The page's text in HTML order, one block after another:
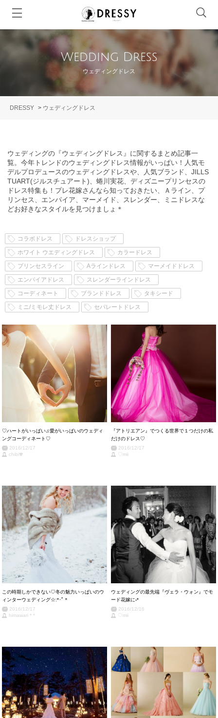
Wedding Dress
ウェディングドレス
DRESSY > ウェディングドレス
ウェディングの『ウェディングドレス』に関するまとめ記事一
覧。今年トレンドのウェディングドレス情報がいっぱい！人気モ
デルプロデュースのウェディングドレスや、人気ブランド、JILLS
TUART(ジルスチュアート)、蜷川実花、ディズニープリンセスの
ドレス特集も！プレ花嫁さんなら知っておきたい、Ａライン、プ
リンセス、エンパイア、マーメイド、スレンダー、ミニドレスな
どお好きなスタイルを見つけましょ＊
コラボドレス
ドレスショップ
ホワイト ウエディングドレス
カラードレス
プリンセスライン
Aラインドレス
マーメイドドレス
エンパイアドレス
スレンダーラインドレス
コーディネート
ブランドドレス
タキシード
ミニ/ミモレ丈ドレス
セパレートドレス
♡ハートがいっぱい♫愛がいっぱいのウェディ
ングコーディネート♡
2016/12/17
chibi✾
『アトリエアン』でつくる世界で１つだけの私
だけのドレス♡
2016/12/17
♡mii
この時期しかできない♡冬の魅力いっぱいのウ
ィンターウェディング☆:*･ﾟ＊
2016/12/17
himawari＊*
ウェディングの最先端『ヴェラ・ウォン』でモ
ード花嫁に˖*
2016/12/16
♡mii